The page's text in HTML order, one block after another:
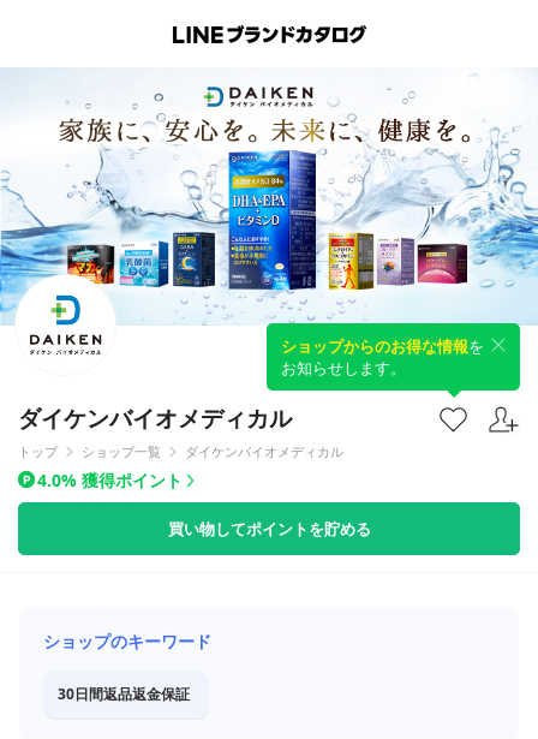
ダイケンバイオメディカル
ショップからのお得な情報を
お知らせします。
トップ ショップ一覧 ダイケンバイオメディカル
4.0% 獲得ポイント
買い物してポイントを貯める
ショップのキーワード
30日間返品返金保証